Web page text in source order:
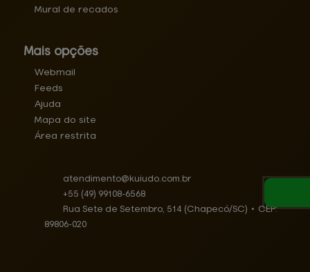
Mural de recados
Mais opções
Webmail
Feeds
Ajuda
Mapa do site
Área restrita
atendimento@ kuiudo.com.br
+55 (49) 99108-6568
Rua Sete de Setembro, 514 (Chapecó/SC) • CEP:
89806-020